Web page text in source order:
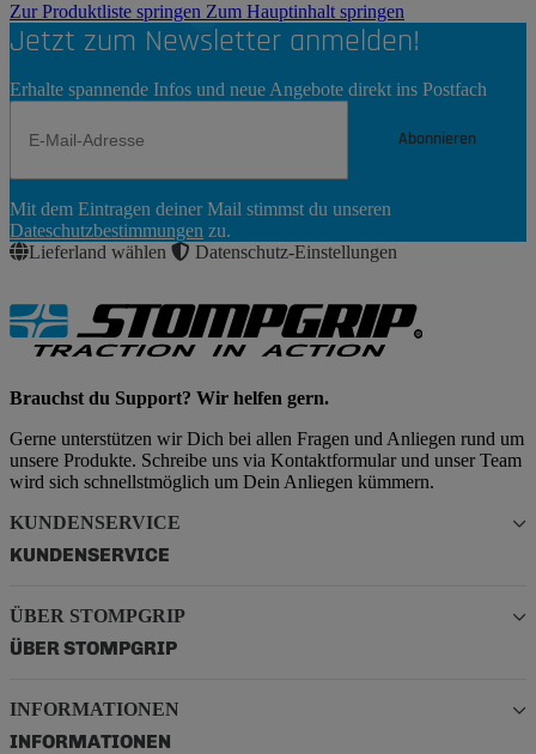
Zur Produktliste springen Zum Hauptinhalt springen
Jetzt zum Newsletter anmelden!
Erhalte spannende Infos und neue Angebote direkt ins Postfach
Abonnieren
Abonnieren
Mit dem Eintragen deiner Mail stimmst du unseren
Dateschutzbestimmungen zu.
Lieferland wählen
Datenschutz-Einstellungen
Brauchst du Support? Wir helfen gern.
Gerne unterstützen wir Dich bei allen Fragen und Anliegen rund um
unsere Produkte. Schreibe uns via Kontaktformular und unser Team
wird sich schnellstmöglich um Dein Anliegen kümmern.
KUNDENSERVICE
KUNDENSERVICE
ÜBER STOMPGRIP
ÜBER STOMPGRIP
INFORMATIONEN
INFORMATIONEN